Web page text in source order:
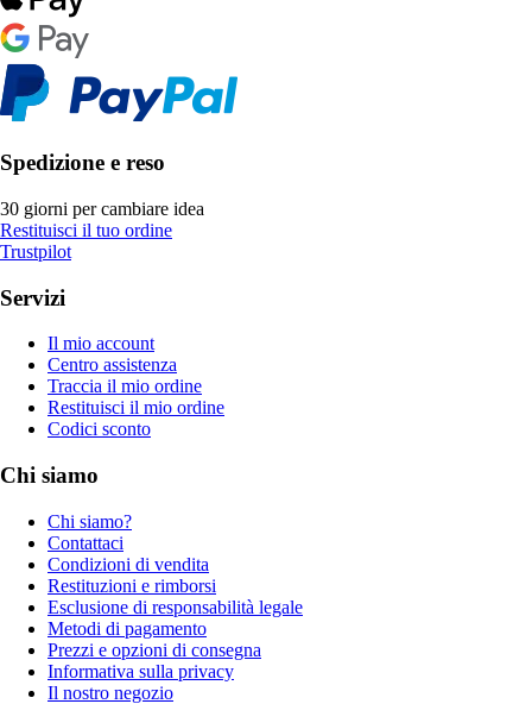
Spedizione e reso
30 giorni per cambiare idea
Restituisci il tuo ordine
Trustpilot
Servizi
Il mio account
Centro assistenza
Traccia il mio ordine
Restituisci il mio ordine
Codici sconto
Chi siamo
Chi siamo?
Contattaci
Condizioni di vendita
Restituzioni e rimborsi
Esclusione di responsabilità legale
Metodi di pagamento
Prezzi e opzioni di consegna
Informativa sulla privacy
Il nostro negozio